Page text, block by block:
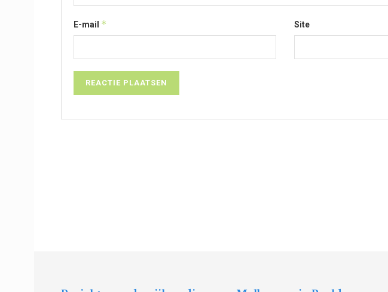
E-mail * Site